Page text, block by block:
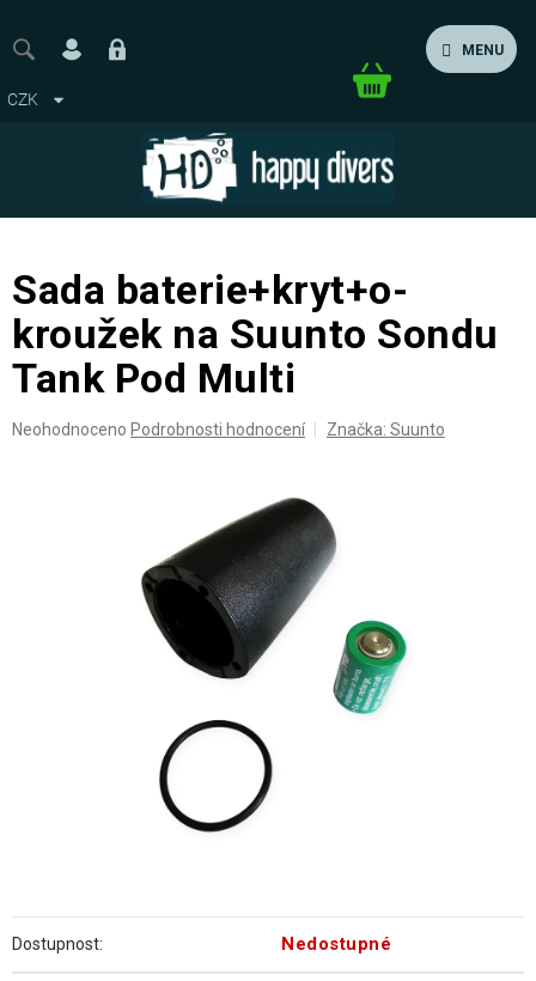
obsah
MENU
CZK
Nákupní
Sada baterie+kryt+o-
kroužek na Suunto Sondu
Tank Pod Multi
Průměrné
Neohodnoceno Podrobnosti hodnocení Značka: Suunto
Dostupnost: Nedostupné